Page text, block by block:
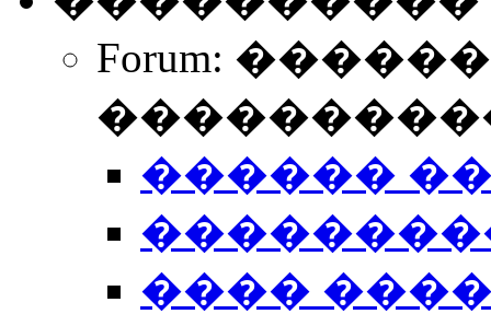
Forum:
������
����